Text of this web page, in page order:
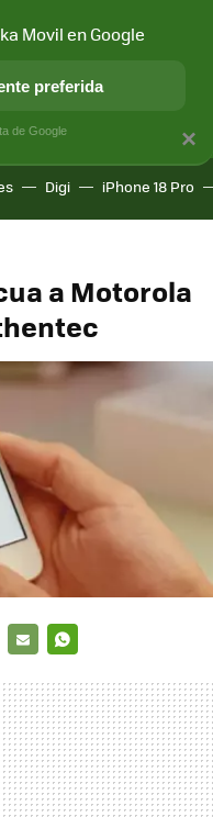
APLICACIONES
Digi iPhone 18 Pro
a Motorola
MAIL
×
Movil en Google
preferida
de Google